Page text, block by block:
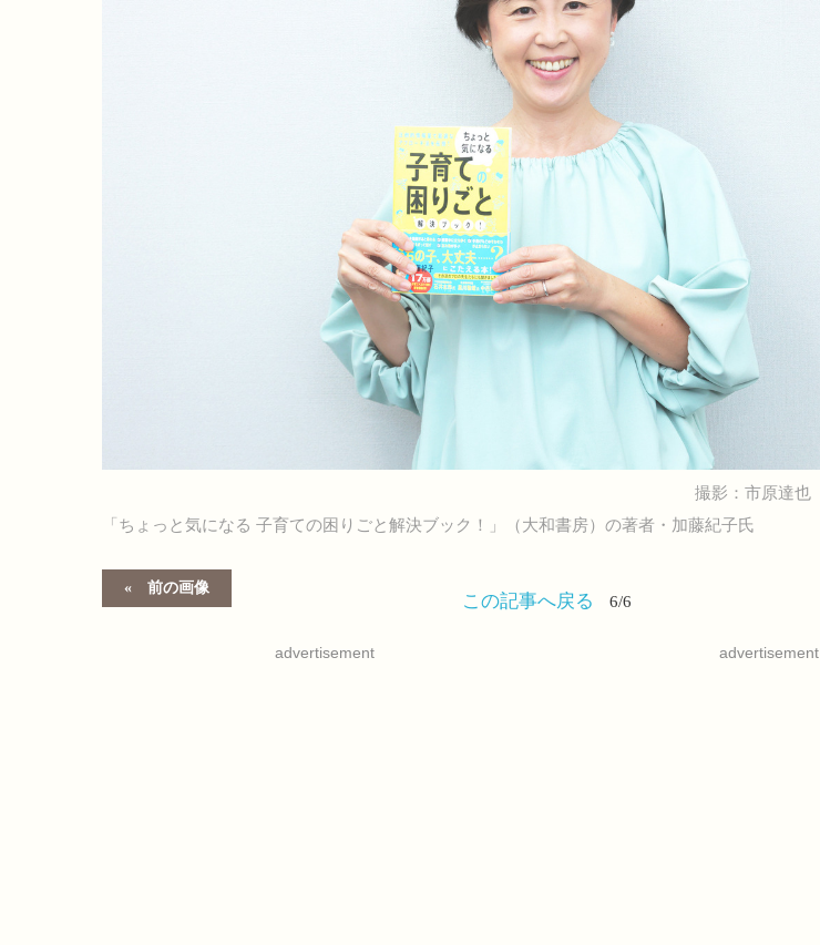
撮影：市原達也
「ちょっと気になる 子育ての困りごと解決ブック！」（大和書房）の著者・加藤紀子氏
前の画像
この記事へ戻る 6/6
advertisement advertisement